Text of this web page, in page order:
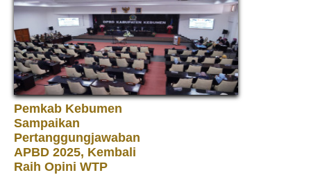
Pemkab Kebumen
Sampaikan
Pertanggungjawaban
APBD 2025, Kembali
Raih Opini WTP